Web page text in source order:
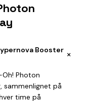
Booster +
Photon
sammenlignet på
time på